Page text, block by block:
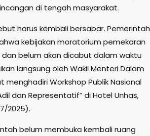
di tengah masyarakat.
harus kembali bersabar. Pemerintah
kebijakan moratorium pemekaran
dan belum akan dicabut dalam waktu
langsung oleh Wakil Menteri Dalam
menghadiri Workshop Publik Nasional
dan Representatif” di Hotel Unhas,
2025).
belum membuka kembali ruang